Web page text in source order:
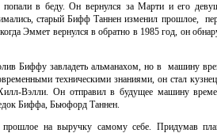
в беду. Он вернулся за Марти и его
старый Бифф Таннен изменил прошлое,
Эммет вернулся в обратно в 1985 год, он
Биффу завладеть альманахом, но в машину
техническими знаниями, он стал
Вэлли. Он отправил в будущее машину
Биффа, Бьюфорд Таннен.
на выручку самому себе. Придумав